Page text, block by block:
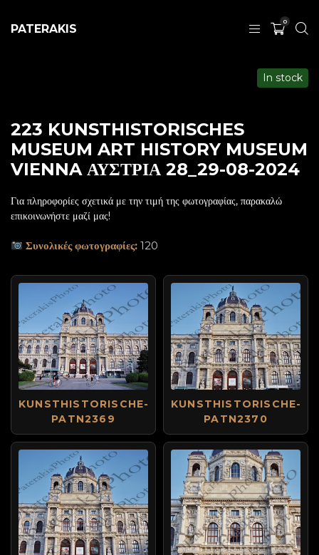
PATERAKIS
0
223 KUNSTHISTORISCHES
MUSEUM ART HISTORY MUSEUM
VIENNA ΑΥΣΤΡΙΑ 28_29-08-2024
In stock
Για πληροφορίες σχετικά με την τιμή της φωτογραφίας, παρακαλώ
επικοινωνήστε μαζί μας!
Συνολικές φωτογραφίες: 120
KUNSTHISTORISCHE-
PATN2369
KUNSTHISTORISCHE-
PATN2370